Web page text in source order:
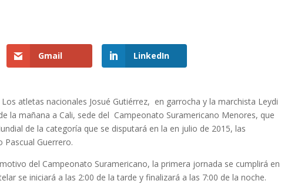
Gmail LinkedIn
Los atletas nacionales Josué Gutiérrez, en garrocha y la marchista Leydi
la mañana a Cali, sede del Campeonato Suramericano Menores, que
de la categoría que se disputará en la en julio de 2015, las
Guerrero.
del Campeonato Suramericano, la primera jornada se cumplirá en
se iniciará a las 2:00 de la tarde y finalizará a las 7:00 de la noche.